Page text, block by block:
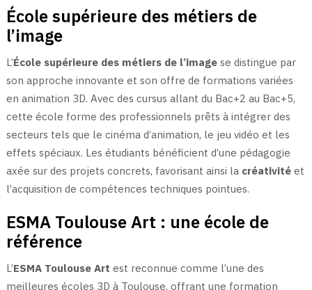
École supérieure des métiers de
l’image
L’École supérieure des métiers de l’imagese distingue par
son approche innovante et son offre de formations variées
en animation 3D. Avec des cursus allant du Bac+2 au Bac+5,
cette école forme des professionnels prêts à intégrer des
secteurs tels que le cinéma d’animation, le jeu vidéo et les
effets spéciaux. Les étudiants bénéficient d’une pédagogie
axée sur des projets concrets, favorisant ainsi la créativitéet
l’acquisition de compétences techniques pointues.
ESMA Toulouse Art : une école de
référence
L’ESMA Toulouse Art est reconnue comme l’une des
meilleures écoles 3D à Toulouse, offrant une formation